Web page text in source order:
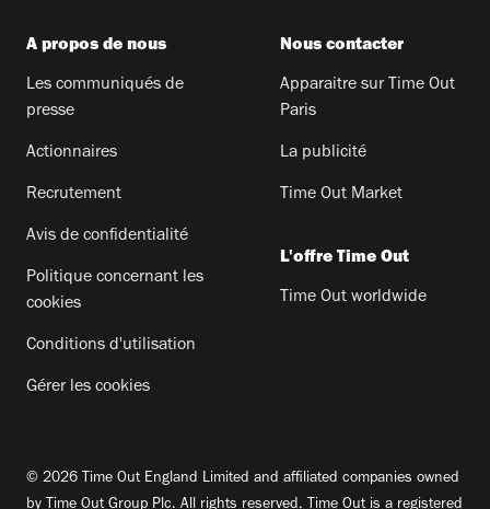
A propos de nous
Les communiqués de
presse
Actionnaires
Recrutement
Avis de confidentialité
Politique concernant les
cookies
Conditions d'utilisation
Gérer les cookies
Nous contacter
Apparaitre sur Time Out
Paris
La publicité
Time Out Market
L'offre Time Out
Time Out worldwide
© 2026 Time Out England Limited and affiliated companies owned
by Time Out Group Plc. All rights reserved. Time Out is a registered